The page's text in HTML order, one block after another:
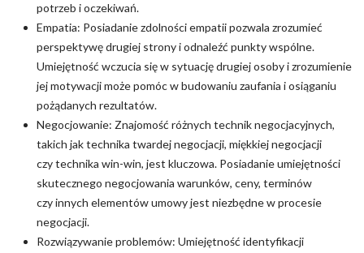
potrzeb i oczekiwań.
Empatia: Posiadanie zdolności empatii pozwala zrozumieć
perspektywę drugiej strony i odnaleźć punkty wspólne.
Umiejętność wczucia się w sytuację drugiej osoby i zrozumienie
jej motywacji może pomóc w budowaniu zaufania i osiąganiu
pożądanych rezultatów.
Negocjowanie: Znajomość różnych technik negocjacyjnych,
takich jak technika twardej negocjacji, miękkiej negocjacji
czy technika win-win, jest kluczowa. Posiadanie umiejętności
skutecznego negocjowania warunków, ceny, terminów
czy innych elementów umowy jest niezbędne w procesie
negocjacji.
Rozwiązywanie problemów: Umiejętność identyfikacji